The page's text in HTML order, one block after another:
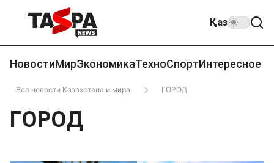
Қаз
НовостиМирЭкономикаТехноСпортИнтересное
Все новости Казахстана и мира ГОРОД
ГОРОД